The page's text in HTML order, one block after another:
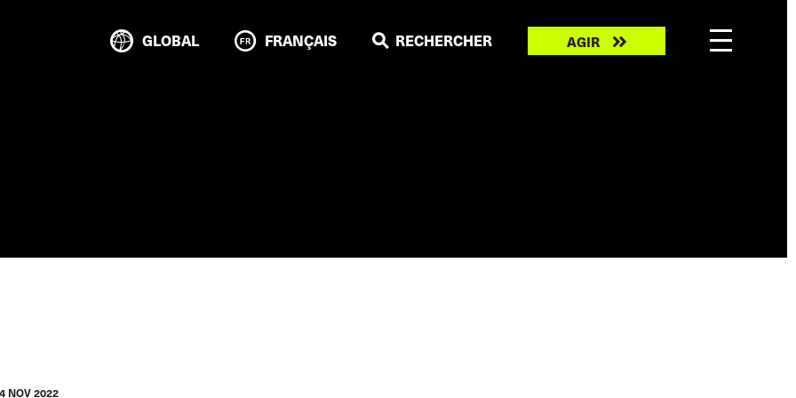
GLOBAL FRANÇAIS RECHERCHER
TakeAGIR
NOV 2022